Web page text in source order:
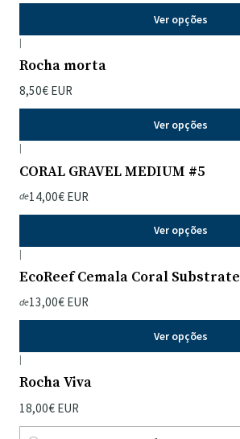
Ver opções
|
Rocha morta
8,50€ EUR
Ver opções
|
CORAL GRAVEL MEDIUM #5
de14,00€ EUR
Ver opções
|
EcoReef Cemala Coral Substrate
de13,00€ EUR
Ver opções
|
Rocha Viva
18,00€ EUR